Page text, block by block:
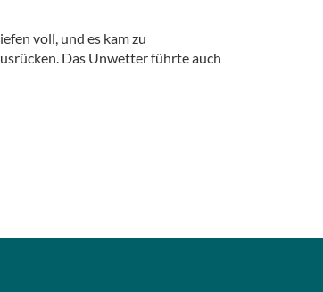
voll, und es kam zu
Das Unwetter führte auch